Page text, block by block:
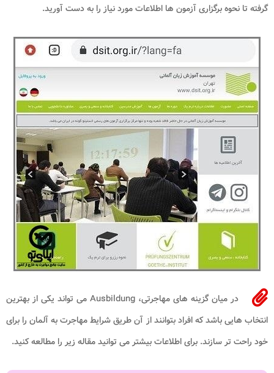
گرفته تا نحوه برگزاری آزمون ها اطلاعات مورد نیاز را به دست آورید.
در میان گزینه های مهاجرتی، Ausbildung می تواند یکی از بهترین
انتخاب‌ هایی باشد که افراد بتوانند از آن طریق شرایط مهاجرت به آلمان را برای
خود راحت تر سازند. برای اطلاعات بیشتر می توانید مقاله زیر را مطالعه کنید.